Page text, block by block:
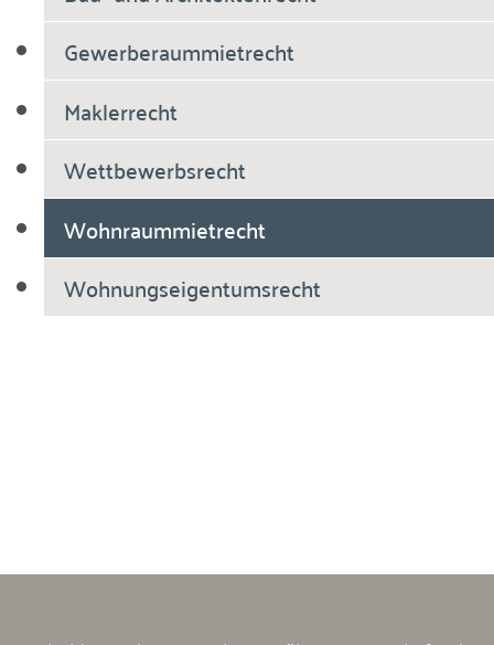
Gewerberaummietrecht
Maklerrecht
Wettbewerbsrecht
Wohnraummietrecht
Wohnungseigentumsrecht